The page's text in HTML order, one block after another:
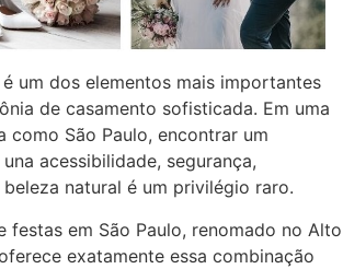
um dos elementos mais importantes
de casamento sofisticada. Em uma
como São Paulo, encontrar um
acessibilidade, segurança,
natural é um privilégio raro.
festas em São Paulo, renomado no Alto
exatamente essa combinação